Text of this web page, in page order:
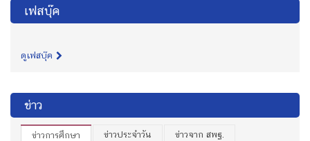
เฟสบุ๊ค
ดูเฟสบุ๊ค
ข่าว
ข่าวการศึกษา ข่าวประจำวัน ข่าวจาก สพฐ.